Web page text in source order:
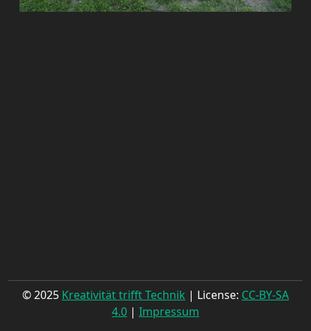
© 2025 Kreativität trifft Technik | License: CC-BY-SA
4.0 | Impressum